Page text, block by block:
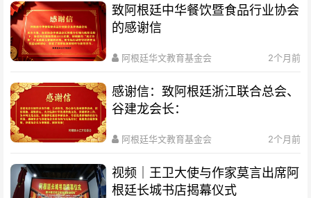
致阿根廷中华餐饮暨食品行业协会
的感谢信
阿根廷华文教育基金会 2个月前
感谢信：致阿根廷浙江联合总会、
谷建龙会长：
阿根廷华文教育基金会 2个月前
视频｜王卫大使与作家莫言出席阿
根廷长城书店揭幕仪式